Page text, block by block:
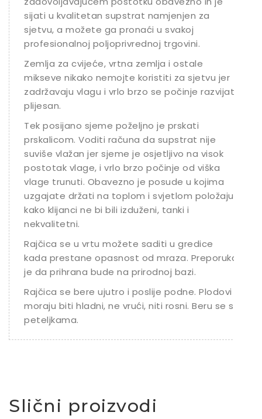
sijati u kvalitetan supstrat namjenjen za
sjetvu, a možete ga pronaći u svakoj
profesionalnoj poljoprivrednoj trgovini.
Zemlja za cvijeće, vrtna zemlja i ostale
mikseve nikako nemojte koristiti za sjetvu jer
zadržavaju vlagu i vrlo brzo se počinje razvijati
plijesan.
Tek posijano sjeme poželjno je prskati
prskalicom. Voditi računa da supstrat nije
suviše vlažan jer sjeme je osjetljivo na visok
postotak vlage, i vrlo brzo počinje od viška
vlage trunuti. Obavezno je posude u kojima
uzgajate držati na toplom i svjetlom položaju
kako klijanci ne bi bili izduženi, tanki i
nekvalitetni.
Rajčica se u vrtu možete saditi u gredice
kada prestane opasnost od mraza. Preporuka
je da prihrana bude na prirodnoj bazi.
Rajčica se bere ujutro i poslije podne. Plodovi
moraju biti hladni, ne vrući, niti rosni. Beru se s
peteljkama.
Slični proizvodi